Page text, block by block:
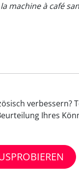
machine à café
verbessern?
Ihres